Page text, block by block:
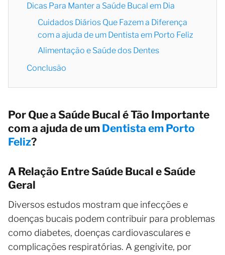
Dicas Para Manter a Saúde Bucal em Dia
Cuidados Diários Que Fazem a Diferença
com a ajuda de um Dentista em Porto Feliz
Alimentação e Saúde dos Dentes
Conclusão
Por Que a Saúde Bucal é Tão Importante
com a ajuda de um Dentista em Porto
Feliz?
A Relação Entre Saúde Bucal e Saúde
Geral
Diversos estudos mostram que infecções e
doenças bucais podem contribuir para problemas
como diabetes, doenças cardiovasculares e
complicações respiratórias. A gengivite, por